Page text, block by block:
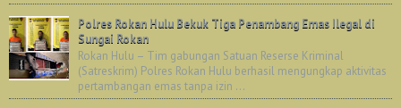
Polres Rokan Hulu Bekuk Tiga Penambang Emas Ilegal di
Sungai Rokan
Rokan Hulu – Tim gabungan Satuan Reserse Kriminal
(Satreskrim) Polres Rokan Hulu berhasil mengungkap aktivitas
pertambangan emas tanpa izin ...